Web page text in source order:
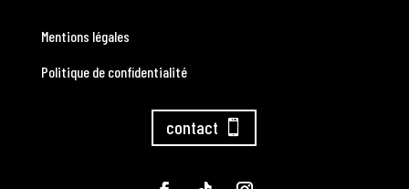
Mentions légales
Politique de confidentialité
contact